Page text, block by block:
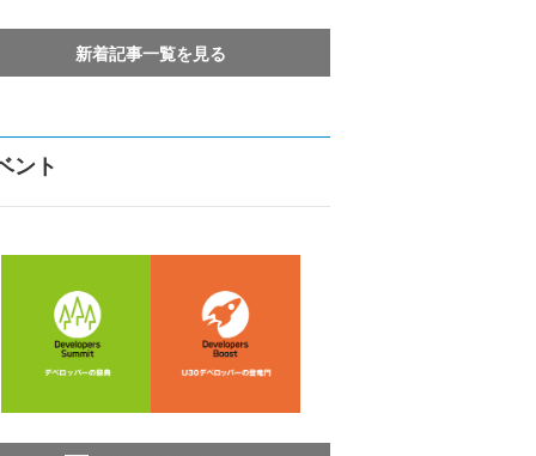
新着記事一覧を見る
ント